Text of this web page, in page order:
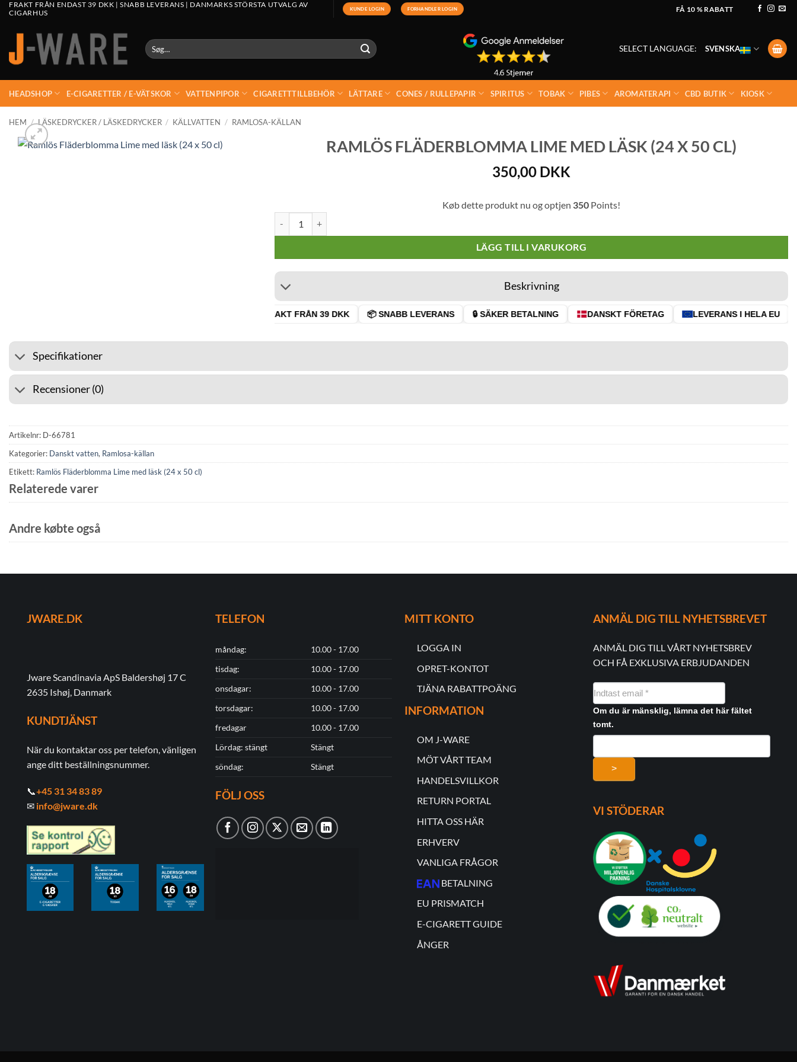
FRAKT FRÅN ENDAST 39 DKK | SNABB LEVERANS | DANMARKS STÖRSTA UTVALG AV
CIGARHUS
KUNDE LOGIN FORHANDLER LOGIN FÅ 10 % RABATT
Søg
efter:
SELECT LANGUAGE: SVENSKA
HEADSHOP E-CIGARETTER / E-VÄTSKOR VATTENPIPOR CIGARETTTILLBEHÖR LÄTTARE CONES / RULLEPAPIR SPIRITUS TOBAK PIBES AROMATERAPI CBD BUTIK KIOSK
HEM / LÄSKEDRYCKER / LÄSKEDRYCKER / KÄLLVATTEN / RAMLOSA-KÄLLAN
RAMLÖS FLÄDERBLOMMA LIME MED LÄSK (24 X 50 CL)
350,00 DKK
Køb dette produkt nu og optjen 350 Points!
LÄGG TILL I VARUKORG
Beskrivning
🚚 FRAKT FRÅN 39 DKK 📦 SNABB LEVERANS 🔒 SÄKER BETALNING DANSKT FÖRETAG LEVERANS I HELA EU
Specifikationer
Recensioner (0)
Artikelnr: D-66781
Kategorier: Danskt vatten, Ramlosa-källan
Etikett: Ramlös Fläderblomma Lime med läsk (24 x 50 cl)
Relaterede varer
Andre købte også
JWARE.DK
Jware Scandinavia ApS Baldershøj 17 C
2635 Ishøj, Danmark
KUNDTJÄNST
När du kontaktar oss per telefon, vänligen
ange ditt beställningsnummer.
📞+45 31 34 83 89
✉ info@jware.dk
TELEFON
måndag:
10.00 - 17.00
tisdag:
10.00 - 17.00
onsdagar:
10.00 - 17.00
torsdagar:
10.00 - 17.00
fredagar
10.00 - 17.00
Lördag: stängt
Stängt
söndag:
Stängt
FÖLJ OSS
MITT KONTO
LOGGA IN
OPRET-KONTOT
TJÄNA RABATTPOÄNG
INFORMATION
OM J-WARE
MÖT VÅRT TEAM
HANDELSVILLKOR
RETURN PORTAL
HITTA OSS HÄR
ERHVERV
VANLIGA FRÅGOR
BETALNING
EU PRISMATCH
E-CIGARETT GUIDE
ÅNGER
ANMÄL DIG TILL NYHETSBREVET
ANMÄL DIG TILL VÅRT NYHETSBREV
OCH FÅ EXKLUSIVA ERBJUDANDEN
NYHEDSMAIL
FORMULAR
Om du är mänsklig, lämna det här fältet
tomt.
>
VI STÖDERAR